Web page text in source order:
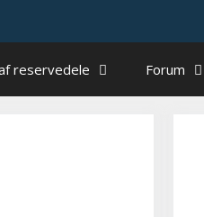
reservedele Forum